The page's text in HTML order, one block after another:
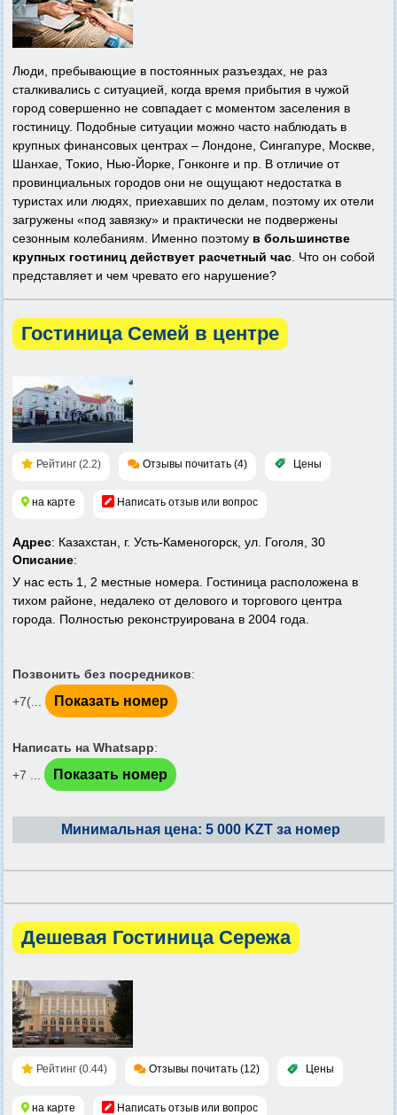
Люди, пребывающие в постоянных разъездах, не раз
сталкивались с ситуацией, когда время прибытия в чужой
город совершенно не совпадает с моментом заселения в
гостиницу. Подобные ситуации можно часто наблюдать в
крупных финансовых центрах – Лондоне, Сингапуре, Москве,
Шанхае, Токио, Нью-Йорке, Гонконге и пр. В отличие от
провинциальных городов они не ощущают недостатка в
туристах или людях, приехавших по делам, поэтому их отели
загружены «под завязку» и практически не подвержены
сезонным колебаниям. Именно поэтому в большинстве
крупных гостиниц действует расчетный час . Что он собой
представляет и чем чревато его нарушение?
Гостиница Семей в центре
Рейтинг (2.2) Отзывы почитать (4) Цены
на карте Написать отзыв или вопрос
Адрес: Казахстан, г. Усть-Каменогорск, ул. Гоголя, 30
Описание:
У нас есть 1, 2 местные номера. Гостиница расположена в
тихом районе, недалеко от делового и торгового центра
города. Полностью реконструирована в 2004 года.
Позвонить без посредников:
+7(...
Показать номер
Написать на Whatsapp:
+7 ...
Показать номер
Минимальная цена: 5 000 KZT за номер
Дешевая Гостиница Сережа
Рейтинг (0.44) Отзывы почитать (12) Цены
на карте Написать отзыв или вопрос